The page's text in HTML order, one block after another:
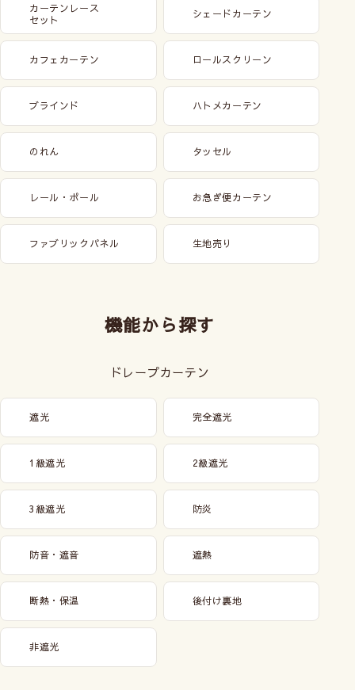
カーテンレース
セット
シェードカーテン
カフェカーテン ロールスクリーン
ブラインド ハトメカーテン
のれん タッセル
レール・ポール お急ぎ便カーテン
ファブリックパネル 生地売り
機能から探す
ドレープカーテン
遮光 完全遮光
1級遮光 2級遮光
3級遮光 防炎
防音・遮音 遮熱
断熱・保温 後付け裏地
非遮光